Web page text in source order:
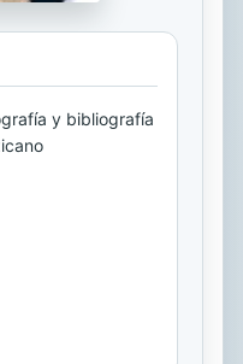
y bibliografía